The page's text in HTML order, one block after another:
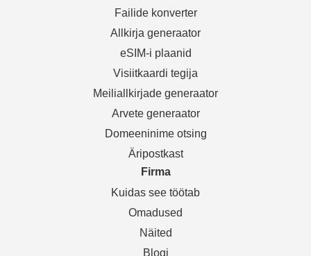
Failide konverter
Allkirja generaator
eSIM-i plaanid
Visiitkaardi tegija
Meiliallkirjade generaator
Arvete generaator
Domeeninime otsing
Äripostkast
Firma
Kuidas see töötab
Omadused
Näited
Blogi